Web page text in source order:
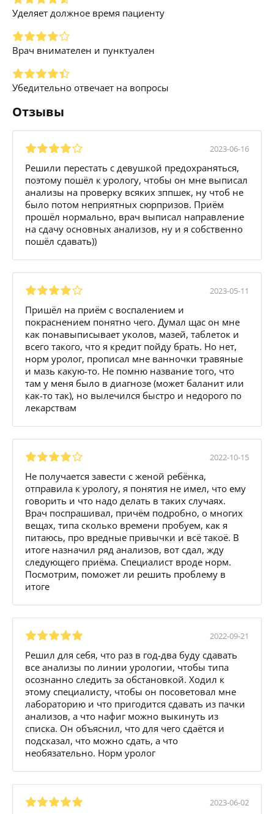
Уделяет должное время пациенту
Врач внимателен и пунктуален
Убедительно отвечает на вопросы
Отзывы
2023-06-16
Решили перестать с девушкой предохраняться,
поэтому пошёл к урологу, чтобы он мне выписал
анализы на проверку всяких зппшек, ну чтоб не
было потом неприятных сюрпризов. Приём
прошёл нормально, врач выписал направление
на сдачу основных анализов, ну и я собственно
пошёл сдавать))
2023-05-11
Пришёл на приём с воспалением и
покраснением понятно чего. Думал щас он мне
как понавыписывает уколов, мазей, таблеток и
всего такого, что я кредит пойду брать. Но нет,
норм уролог, прописал мне ванночки травяные
и мазь какую-то. Не помню название того, что
там у меня было в диагнозе (может баланит или
как-то так), но вылечился быстро и недорого по
лекарствам
2022-10-15
Не получается завести с женой ребёнка,
отправила к урологу, я понятия не имел, что ему
говорить и что надо делать в таких случаях.
Врач поспрашивал, причём подробно, о многих
вещах, типа сколько времени пробуем, как я
питаюсь, про вредные привычки и всё такоё. В
итоге назначил ряд анализов, вот сдал, жду
следующего приёма. Специалист вроде норм.
Посмотрим, поможет ли решить проблему в
итоге
2022-09-21
Решил для себя, что раз в год-два буду сдавать
все анализы по линии урологии, чтобы типа
осознанно следить за обстановкой. Ходил к
этому специалисту, чтобы он посоветовал мне
лабораторию и что пригодится сдавать из пачки
анализов, а что нафиг можно выкинуть из
списка. Он объяснил, что для чего сдаётся и
подсказал, что можно сдать, а что
необязательно. Норм уролог
2023-06-02